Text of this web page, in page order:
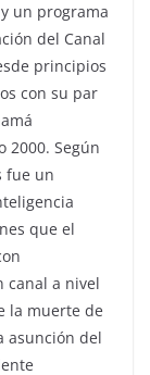
un programa
del Canal
principios
con su par
2000. Según
fue un
que el
canal a nivel
la muerte de
asunción del